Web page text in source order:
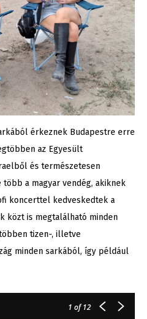
érkeznek Budapestre erre
az Egyesült
és természetesen
a magyar vendég, akiknek
koncerttel kedveskedtek a
közt is megtalálható minden
tizen-, illetve
minden sarkából, így például
1 of 12